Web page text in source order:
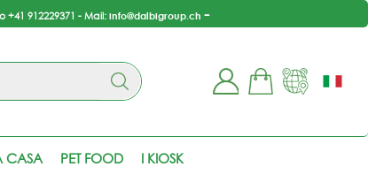
912229371 - Mail: info@dalbigroup.ch -
nome utente e la
sul nostro sito clicca sul
CASA PET FOOD I KIOSK